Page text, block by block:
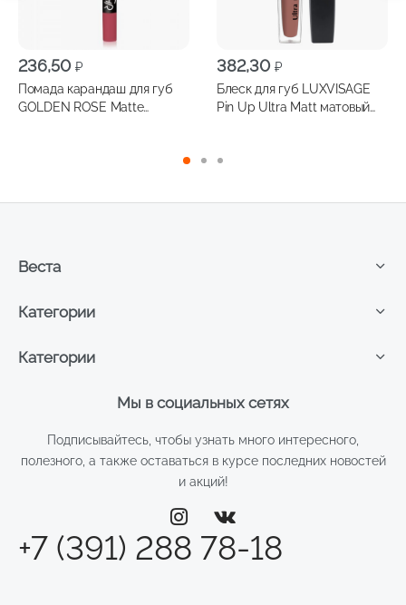
236,50 ₽
Помада карандаш для губ
GOLDEN ROSE Matte
382,30 ₽
Блеск для губ LUXVISAGE
Pin Up Ultra Matt матовый
Мы в социальных сетях
Подписывайтесь, чтобы узнать много интересного,
полезного, а также оставаться в курсе последних новостей
и акций!
+7 (391) 288 78-18
Категории
Категории
Веста